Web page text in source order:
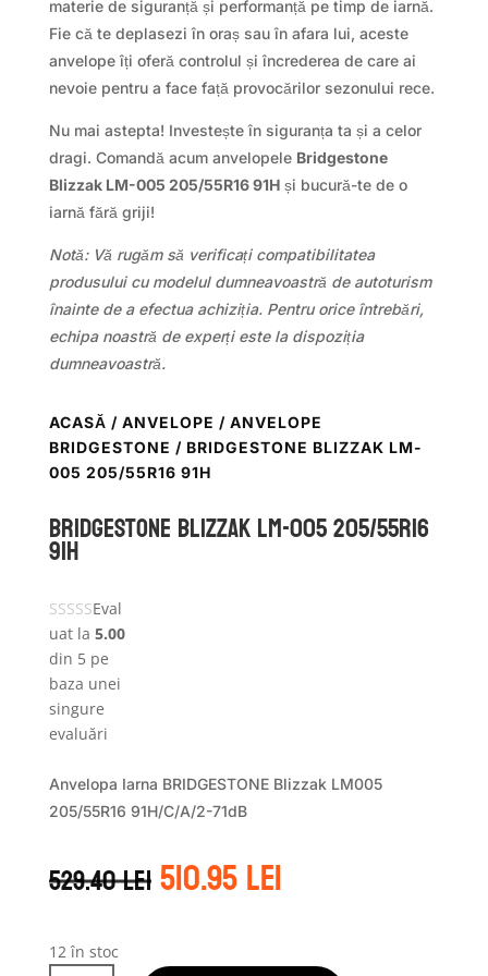
materie de siguranță și performanță pe timp de iarnă.
Fie că te deplasezi în oraș sau în afara lui, aceste
anvelope îți oferă controlul și încrederea de care ai
nevoie pentru a face față provocărilor sezonului rece.
Nu mai astepta! Investește în siguranța ta și a celor
dragi. Comandă acum anvelopele Bridgestone
Blizzak LM-005 205/55R16 91Hși bucură-te de o
iarnă fără griji!
Notă: Vă rugăm să verificați compatibilitatea
produsului cu modelul dumneavoastră de autoturism
înainte de a efectua achiziția. Pentru orice întrebări,
echipa noastră de experți este la dispoziția
dumneavoastră.
ACASĂ / ANVELOPE / ANVELOPE
BRIDGESTONE / BRIDGESTONE BLIZZAK LM-
005 205/55R16 91H
Bridgestone BLIZZAK LM-005 205/55R16
91H
Eval
uat la 5.00
din 5 pe
baza unei
singure
evaluări
Anvelopa Iarna BRIDGESTONE Blizzak LM005
205/55R16 91H/C/A/2-71dB
529.40leiPrețul
inițial
510.95leiPrețul
curent
12 în stoc